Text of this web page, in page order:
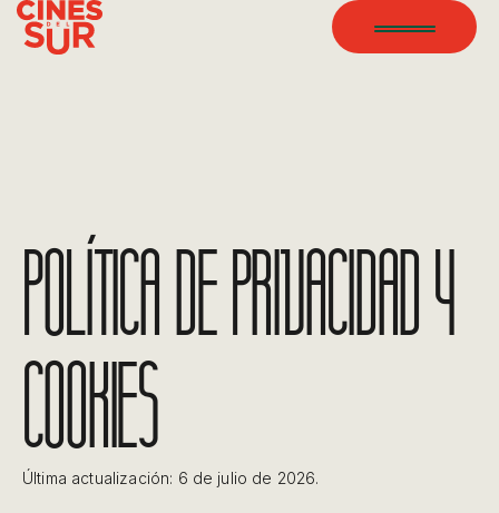
POLÍTICA DE PRIVACIDAD Y
COOKIES
Última actualización: 6 de julio de 2026.